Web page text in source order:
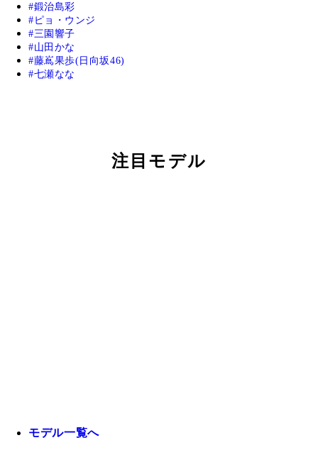
鍛治島彩
ピョ・ウンジ
三園響子
山田かな
藤嶌果歩(日向坂46)
七瀬なな
注目モデル
モデル一覧へ